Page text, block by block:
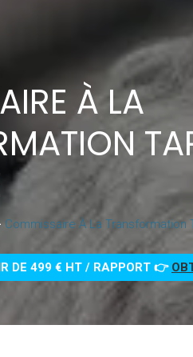
À LA
Commissaire À La Transformation
DE 499 € HT / RAPPORT 👉